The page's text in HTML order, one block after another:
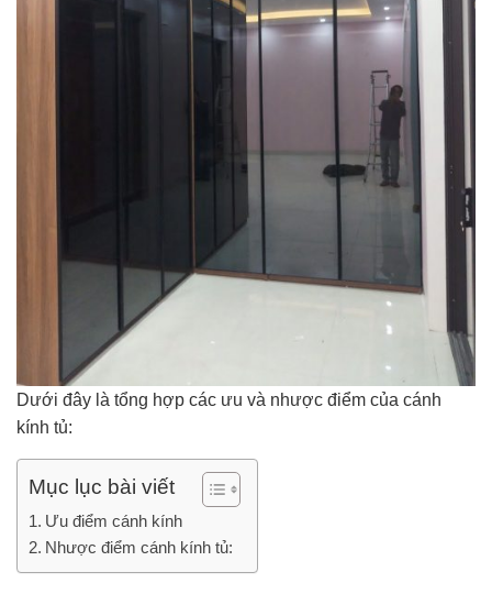
Dưới đây là tổng hợp các ưu và nhược điểm của cánh
kính tủ:
Mục lục bài viết
Ưu điểm cánh kính
Nhược điểm cánh kính tủ: